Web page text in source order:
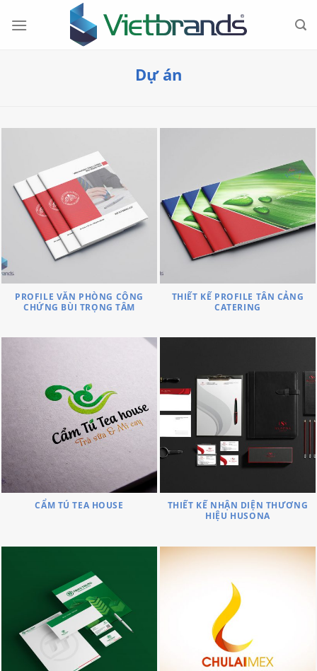
đến
Dự án
PROFILE VĂN PHÒNG CÔNG
CHỨNG BÙI TRỌNG TÂM
THIẾT KẾ PROFILE TÂN CẢNG
CATERING
CẨM TÚ TEA HOUSE
THIẾT KẾ NHẬN DIỆN THƯƠNG
HIỆU HUSONA